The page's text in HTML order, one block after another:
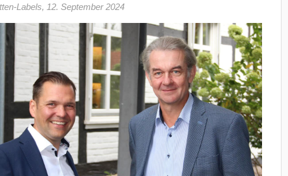
Labels, 12. September 2024